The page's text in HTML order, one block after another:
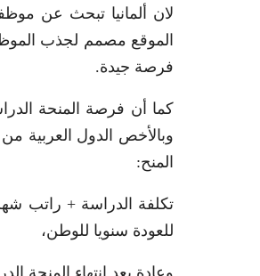
لان ألمانيا تبحث عن
الموقع مصمم لجذب
فرصة جيدة.
كما أن فرصة المنحة
المنح:
للعودة سنويا للوطن،